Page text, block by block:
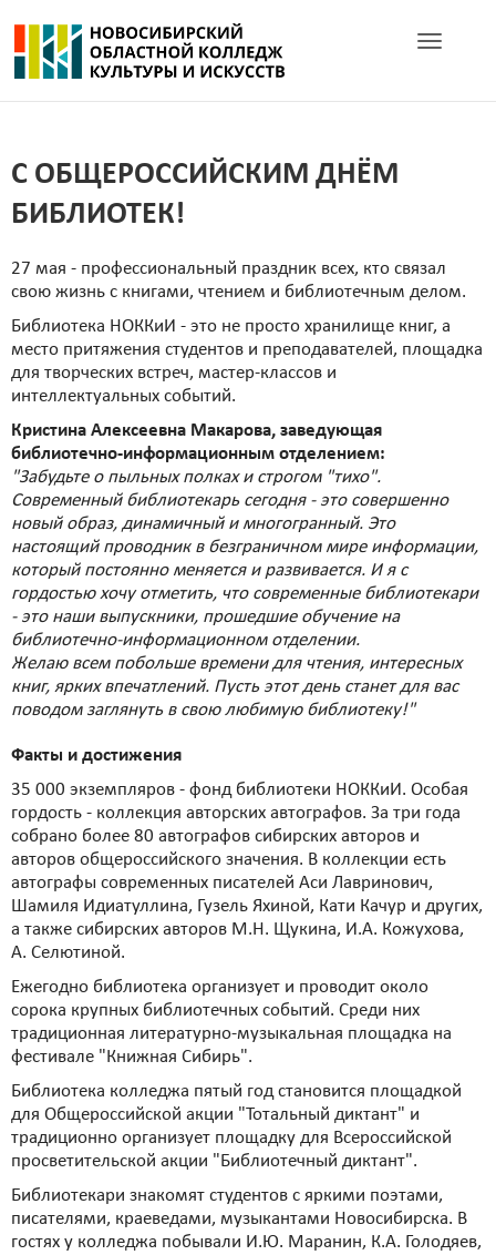
Toggle
С ОБЩЕРОССИЙСКИМ ДНЁМ
БИБЛИОТЕК!
27 мая - профессиональный праздник всех, кто связал
свою жизнь с книгами, чтением и библиотечным делом.
Библиотека НОККиИ - это не просто хранилище книг, а
место притяжения студентов и преподавателей, площадка
для творческих встреч, мастер-классов и
интеллектуальных событий.
Кристина Алексеевна Макарова, заведующая
библиотечно-информационным отделением:
"Забудьте о пыльных полках и строгом "тихо".
Современный библиотекарь сегодня - это совершенно
новый образ, динамичный и многогранный. Это
настоящий проводник в безграничном мире информации,
который постоянно меняется и развивается. И я с
гордостью хочу отметить, что современные библиотекари
- это наши выпускники, прошедшие обучение на
библиотечно-информационном отделении.
Желаю всем побольше времени для чтения, интересных
книг, ярких впечатлений. Пусть этот день станет для вас
поводом заглянуть в свою любимую библиотеку!"
Факты и достижения
35 000 экземпляров - фонд библиотеки НОККиИ. Особая
гордость - коллекция авторских автографов. За три года
собрано более 80 автографов сибирских авторов и
авторов общероссийского значения. В коллекции есть
автографы современных писателей Аси Лавринович,
Шамиля Идиатуллина, Гузель Яхиной, Кати Качур и других,
а также сибирских авторов М.Н. Щукина, И.А. Кожухова,
А. Селютиной.
Ежегодно библиотека организует и проводит около
сорока крупных библиотечных событий. Среди них
традиционная литературно-музыкальная площадка на
фестивале "Книжная Сибирь".
Библиотека колледжа пятый год становится площадкой
для Общероссийской акции "Тотальный диктант" и
традиционно организует площадку для Всероссийской
просветительской акции "Библиотечный диктант".
Библиотекари знакомят студентов с яркими поэтами,
писателями, краеведами, музыкантами Новосибирска. В
гостях у колледжа побывали И.Ю. Маранин, К.А. Голодяев,